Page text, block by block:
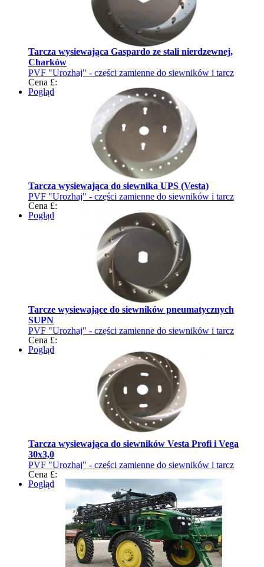
Tarcza wysiewająca Gaspardo ze stali nierdzewnej,
Charków
PVF "Urozhaj" - części zamienne do siewników i tarcz
wysiewających
Cena £:
Pogląd
Tarcza wysiewająca do siewnika UPS (Vesta)
PVF "Urozhaj" - części zamienne do siewników i tarcz
wysiewających
Cena £:
Pogląd
Tarcze wysiewające do siewników pneumatycznych
SUPN
PVF "Urozhaj" - części zamienne do siewników i tarcz
wysiewających
Cena £:
Pogląd
Tarcza wysiewająca do siewników Vesta Profi i Vega
30x3,0
PVF "Urozhaj" - części zamienne do siewników i tarcz
wysiewających
Cena £:
Pogląd